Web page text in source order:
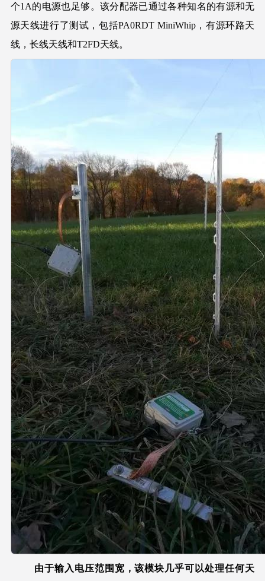
个1A的电源也足够。该分配器已通过各种知名的有源和无
源天线进行了测试，包括PA0RDT MiniWhip，有源环路天
线，长线天线和T2FD天线。
由于输入电压范围宽，该模块几乎可以处理任何天